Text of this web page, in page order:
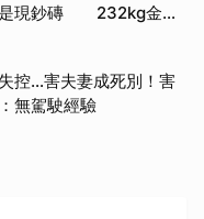
是現鈔磚 232kg金山
控…害夫妻成死別！害
無駕駛經驗